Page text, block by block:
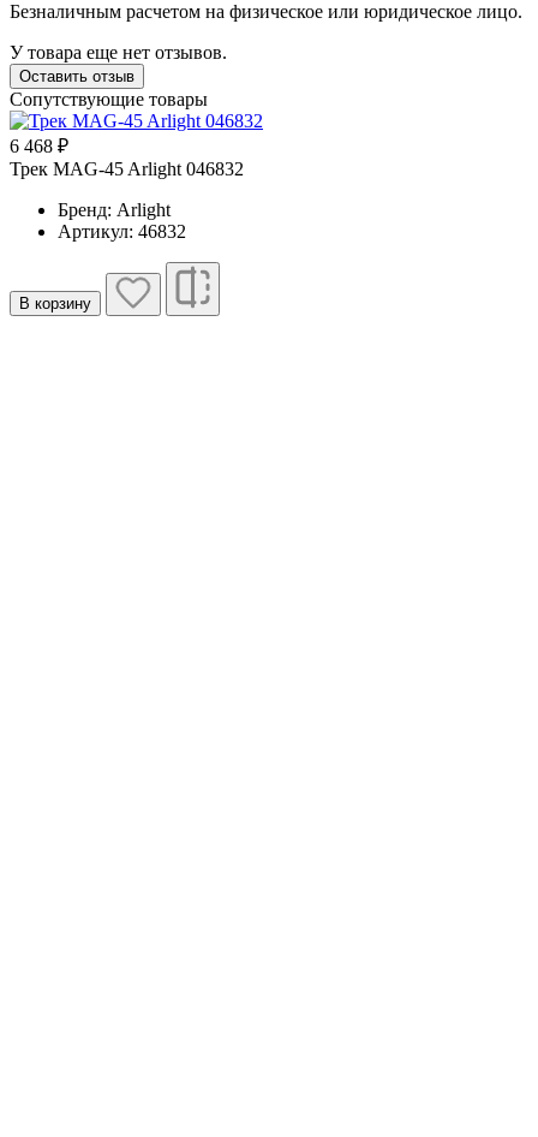
Безналичным расчетом на физическое или юридическое лицо.
У товара еще нет отзывов.
Оставить отзыв
Сопутствующие товары
6 468 ₽
Трек MAG-45 Arlight 046832
Бренд: Arlight
Артикул: 46832
В корзину